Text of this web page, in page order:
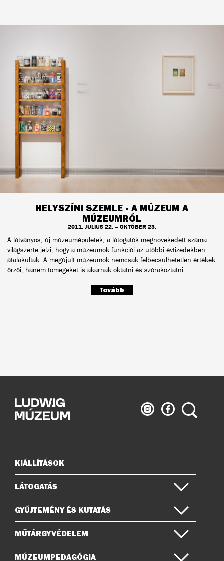
HELYSZÍNI SZEMLE - A MÚZEUM A
MÚZEUMRÓL
2011. JÚLIUS 22. – OKTÓBER 23.
A látványos, új múzeumépületek, a látogatók megnövekedett száma
világszerte jelzi, hogy a múzeumok funkciói az utóbbi évtizedekben
átalakultak. A megújult múzeumok nemcsak felbecsülhetetlen értékek
őrzői, hanem tömegeket is akarnak oktatni és szórakoztatni.
Tovább
Ludwig
Múzeum
Ludwig
Múzeum
Keresés
Oldaltérkép
KIÁLLÍTÁSOK
LÁTOGATÁS
GYŰJTEMÉNY ÉS KUTATÁS
MŰTÁRGYVÉDELEM
MÚZEUMPEDAGÓGIA